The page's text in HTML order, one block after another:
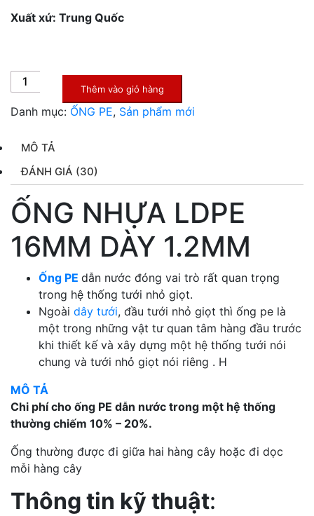
Xuất xứ: Trung Quốc
ỐNG
NHỰA
LDPE
DÀY
1.2MM
số
lượng
Thêm vào giỏ hàng
Danh mục: ỐNG PE, Sản phẩm mới
MÔ TẢ
ĐÁNH GIÁ (30)
ỐNG NHỰA LDPE
16MM DÀY 1.2MM
Ống PE dẫn nước đóng vai trò rất quan trọng
trong hệ thống tưới nhỏ giọt.
Ngoài dây tưới, đầu tưới nhỏ giọt thì ống pe là
một trong những vật tư quan tâm hàng đầu trước
khi thiết kế và xây dựng một hệ thống tưới nói
chung và tưới nhỏ giọt nói riêng . H
MÔ TẢ
Chi phí cho ống PE dẫn nước trong một hệ thống
thường chiếm 10% – 20%.
Ống thường được đi giữa hai hàng cây hoặc đi dọc
mỗi hàng cây
Thông tin kỹ thuật: